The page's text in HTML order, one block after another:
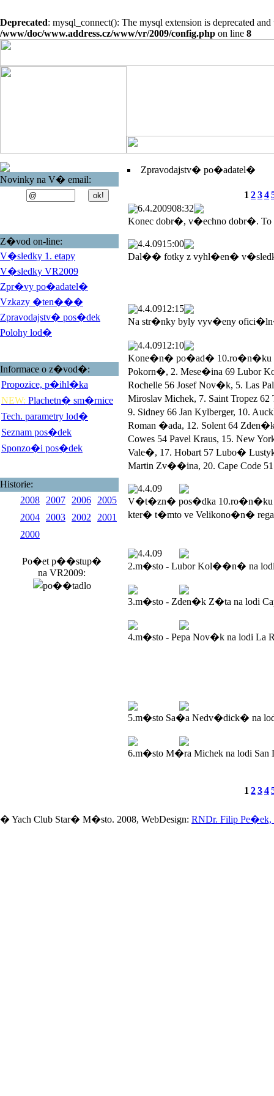
Deprecated: mysql_connect(): The mysql extension is deprecated
/www/doc/www.address.cz/www/vr/2009/config.php on line 8
Novinky na V� email:
Z�vod on-line:
V�sledky 1. etapy
V�sledky VR2009
Zpr�vy po�adatel�
Vzkazy �ten���
Zpravodajstv� pos�dek
Polohy lod�
Informace o z�vod�:
Propozice, p�ihl�ka
NEW: Plachetn� sm�rnice
Tech. parametry lod�
Seznam pos�dek
Sponzo�i pos�dek
Historie:
2008
2007 2006
2005
2004
2003 2002
2001
2000
Po�et p��stup�
na VR2009:
Zpravodajstv� po�adatel�
1 234
6.4.200908:32
Konec dobr�, v�echno dobr�.
4.4.0915:00
Dal�� fotky z vyhl�en�
4.4.0912:15
Na str�nky byly vyv�eny
4.4.0912:10
Kone�n� po�ad� 10.ro�n�ku
Pokorn�, 2. Mese�ina 69 Lubor
Rochelle 56 Josef Nov�k, 5. Las
Miroslav Michek, 7. Saint Tropez
9. Sidney 66 Jan Kylberger, 10.
Roman �ada, 12. Solent 64
Cowes 54 Pavel Kraus, 15. New
Vale�, 17. Hobart 57 Lubo�
Martin Zv��ina, 20. Cape Code 51
4.4.09
V�t�zn� pos�dka 10.ro�n�ku
kter� t�mto ve Velikono�n�
4.4.09
2.m�sto - Lubor Kol��n� na
3.m�sto - Zden�k Z�ta na lodi
4.m�sto - Pepa Nov�k na lodi La
5.m�sto Sa�a Nedv�dick� na
6.m�sto M�ra Michek na lodi San
1 234
� Yach Club Star� M�sto. 2008, WebDesign: RNDr. Filip Pe�ek,